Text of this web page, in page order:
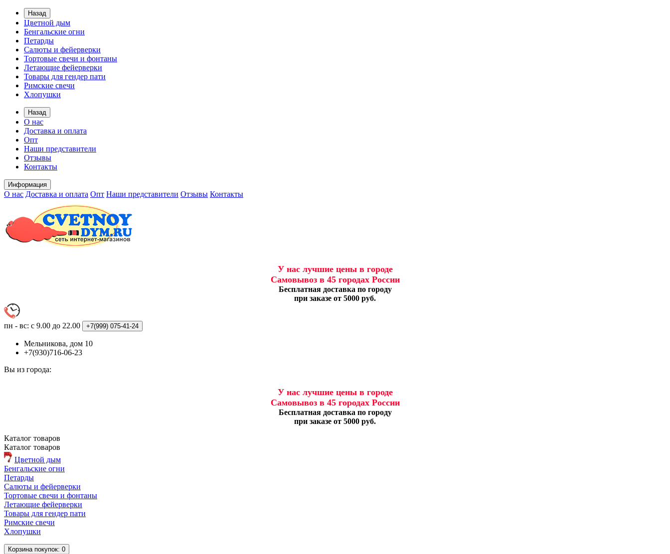
Назад
Цветной дым
Бенгальские огни
Петарды
Салюты и фейерверки
Тортовые свечи и фонтаны
Летающие фейерверки
Товары для гендер пати
Римские свечи
Хлопушки
Назад
О нас
Доставка и оплата
Опт
Наши представители
Отзывы
Контакты
Информация
О нас Доставка и оплата Опт Наши представители Отзывы Контакты
У нас лучшие цены в городе
Самовывоз в 45 городах России
Бесплатная доставка по городу
при заказе от 5000 руб.
пн - вс: с 9.00 до 22.00 +7(999) 075-41-24
Мельникова, дом 10
+7(930)716-06-23
Вы из города:
У нас лучшие цены в городе
Самовывоз в 45 городах России
Бесплатная доставка по городу
при заказе от 5000 руб.
Каталог товаров
Каталог товаров
Цветной дым
Бенгальские огни
Петарды
Салюты и фейерверки
Тортовые свечи и фонтаны
Летающие фейерверки
Товары для гендер пати
Римские свечи
Хлопушки
Корзинапокупок: 0